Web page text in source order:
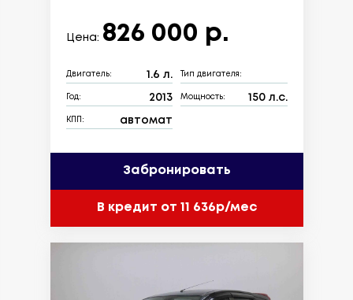
Цена: 826 000 р.
Двигатель: 1.6 л. Тип двигателя:
Год: 2013 Мощность: 150 л.с.
КПП: автомат
Забронировать
В кредит от 11 636р/мес